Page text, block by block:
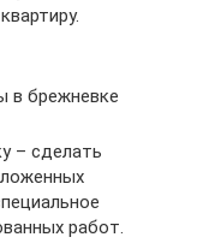
в брежневке
– сделать
работ.